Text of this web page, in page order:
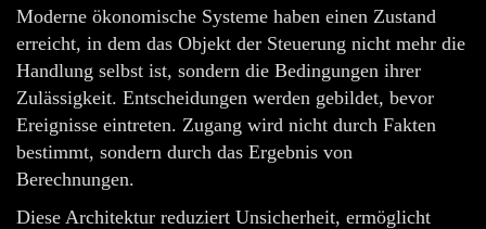
Moderne ökonomische Systeme haben einen Zustand
erreicht, in dem das Objekt der Steuerung nicht mehr die
Handlung selbst ist, sondern die Bedingungen ihrer
Zulässigkeit. Entscheidungen werden gebildet, bevor
Ereignisse eintreten. Zugang wird nicht durch Fakten
bestimmt, sondern durch das Ergebnis von
Berechnungen.
Diese Architektur reduziert Unsicherheit, ermöglicht